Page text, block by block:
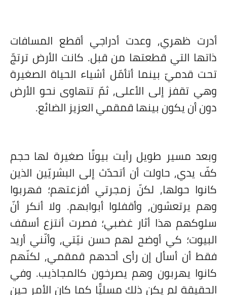
أدرت ظهري, وعدت أدراجي أقطع المسافات
ذاتها التي قطعتها من قبل. كانت الأرض ترتجّ
تحت قدميّ بينما أتأمّل أشياء الحياة الصغيرة
وهي تقفز إلى الأعلى, ثمّ تتهاوى نحو الأرض
دون أن يكون بينها قمقمي العزيز الضائع.
وبعد مسير طويل رأيت بيوتًا صغيرة لها حجم
كفّ يدي, حاولت أن أتحدّث إلى البشريّين الذين
كانوا حولها, لكنّ زمجرتي أفزعتهم؛ فهربوا
وهم يرتعشون, وأقفلوا أبوابهم. ولا أنكر أنّ
سلوكهم هذا أثار غضبي؛ فصرت أنتزع أسقف
البيوت؛ كي أوضح لهم حسن نيّتي, وأنّني أريد
فقط أن أسأل إن رأى أحدهم قمقمي, لكنّهم
كانوا يهربون وهم يصرخون كالمجاذيب. وفي
الحقيقة لم يكن ذلك مسليًّا كما كان الأمر حين